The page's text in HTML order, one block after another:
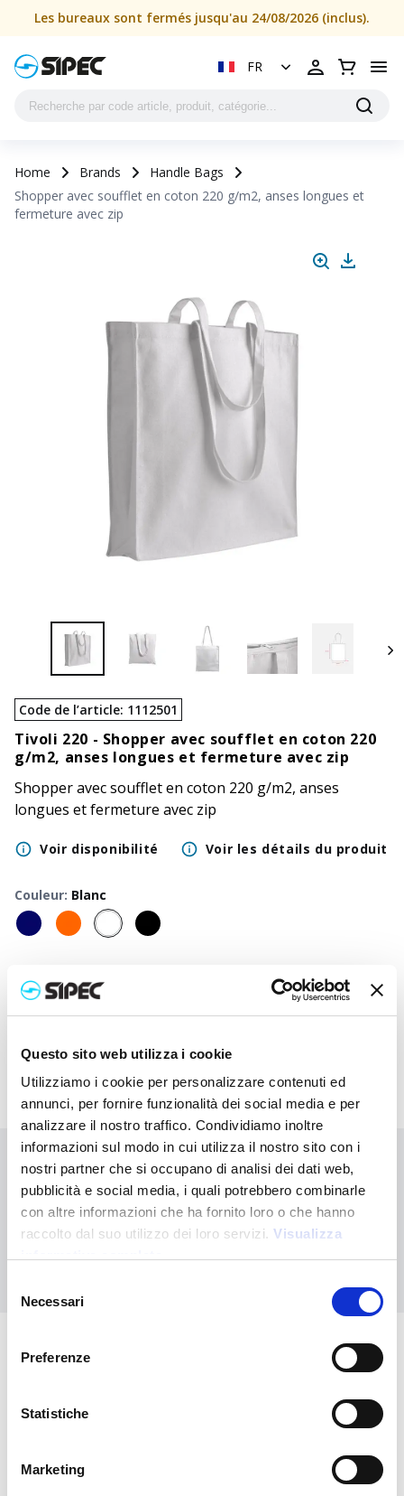
Questo sito web utilizza i cookie
Utilizziamo i cookie per personalizzare contenuti ed
annunci, per fornire funzionalità dei social media e per
analizzare il nostro traffico. Condividiamo inoltre
informazioni sul modo in cui utilizza il nostro sito con i
nostri partner che si occupano di analisi dei dati web,
pubblicità e social media, i quali potrebbero combinarle
con altre informazioni che ha fornito loro o che hanno
raccolto dal suo utilizzo dei loro servizi. Visualizza
delNecessari
Preferenze
Statistiche
Marketing
Les bureaux sont fermés jusqu'au 24/08/2026 (inclus).
FR
Home Brands
Handle Bags
Shopper avec soufflet en coton 220 g/m2, anses longues et
fermeture avec zip
Code de l’article: 1112501
Tivoli 220 - Shopper avec soufflet en coton 220
g/m2, anses longues et fermeture avec zip
Shopper avec soufflet en coton 220 g/m2, anses
longues et fermeture avec zip
Voir disponibilité Voir les détails du produit
Couleur: Blanc
Prix neutre
5,500 5,500€ 5,500€ 5,500
6,680€ 6,623€ 6,565€ 6,513€ 6,463€ 6,317€
Vous n'avez pas trouvé ce que vous cherchiez ?
Contactez-nous pour obtenir de l'aide ou demandez votre
commande personnalisée
Nous contacter
Vous pourriez également être